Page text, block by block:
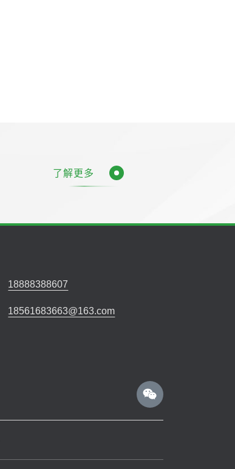
了解更多
18888388607
18561683663@163.com